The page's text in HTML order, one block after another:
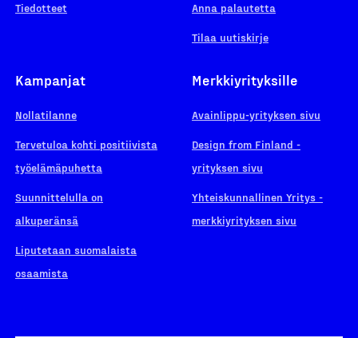
Tiedotteet Anna palautetta
Tilaa uutiskirje
Kampanjat
Nollatilanne
Tervetuloa kohti positiivista
työelämäpuhetta
Suunnittelulla on
alkuperänsä
Liputetaan suomalaista
osaamista
Merkkiyrityksille
Avainlippu-yrityksen sivu
Design from Finland -
yrityksen sivu
Yhteiskunnallinen Yritys -
merkkiyrityksen sivu